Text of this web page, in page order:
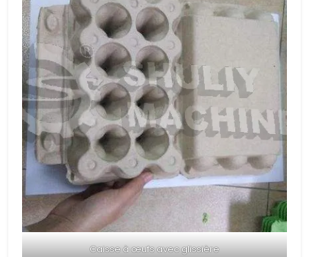
Caisse à œufs avec glissière